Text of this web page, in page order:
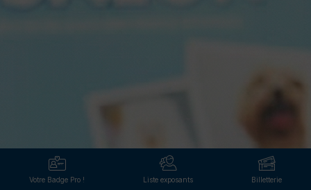
Votre Badge Pro ! Liste exposants Billetterie